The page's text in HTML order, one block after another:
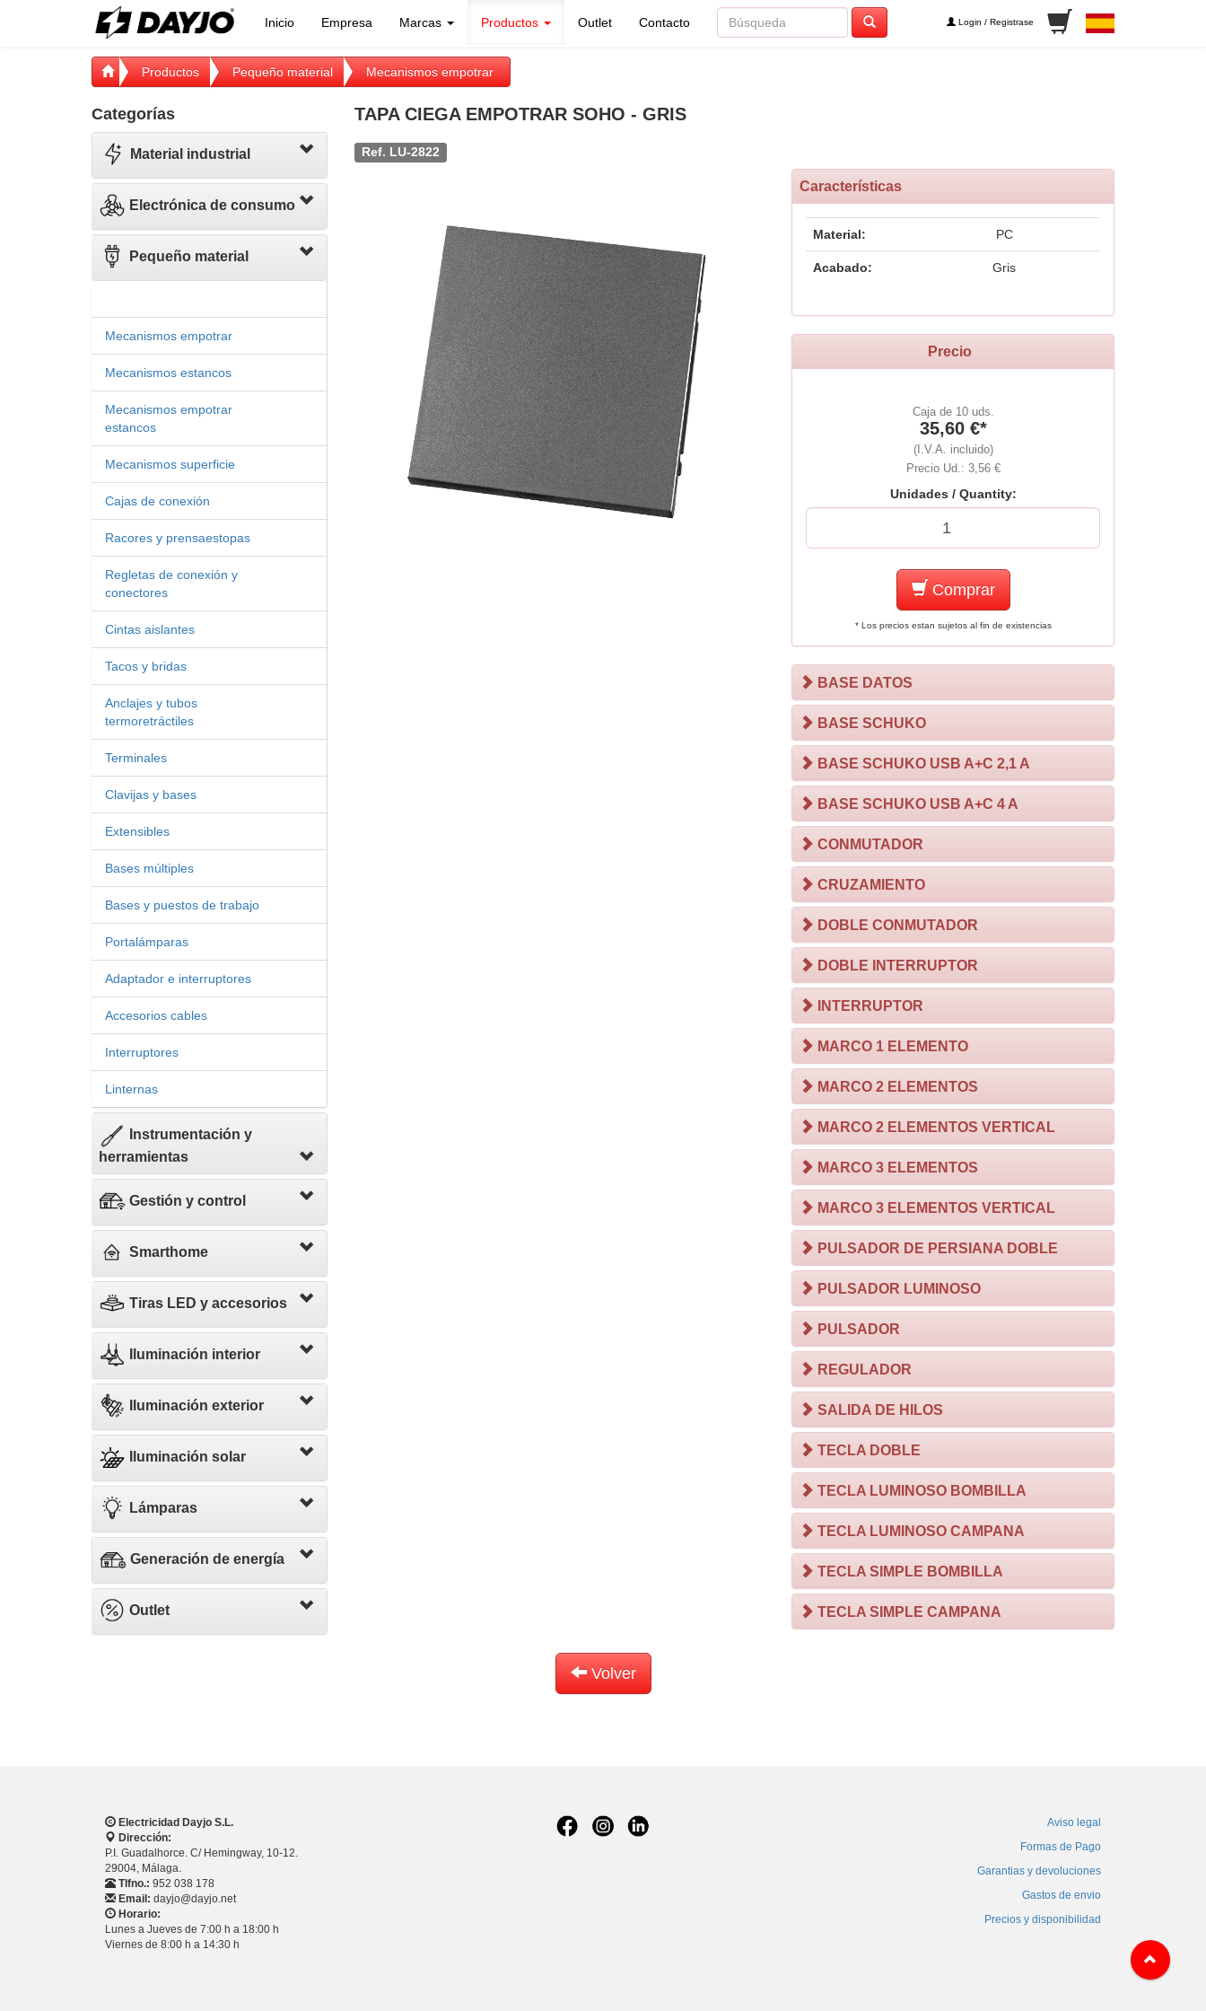
Inicio Empresa Marcas Productos Outlet Contacto Login / Registrase
Productos Pequeño material Mecanismos empotrar
Categorías
Material industrial
Electrónica de consumo
Pequeño material
Mecanismos empotrar
Mecanismos estancos
Mecanismos empotrar
estancos
Mecanismos superficie
Cajas de conexión
Racores y prensaestopas
Regletas de conexión y
conectores
Cintas aislantes
Tacos y bridas
Anclajes y tubos
termoretráctiles
Terminales
Clavijas y bases
Extensibles
Bases múltiples
Bases y puestos de trabajo
Portalámparas
Adaptador e interruptores
Accesorios cables
Interruptores
Linternas
Instrumentación y
herramientas
Gestión y control
Smarthome
Tiras LED y accesorios
Iluminación interior
Iluminación exterior
Iluminación solar
Lámparas
Generación de energía
Outlet
TAPA CIEGA EMPOTRAR SOHO - GRIS
Ref. LU-2822
Características
Material: PC
Acabado: Gris
Precio
Caja de 10 uds.
35,60 €*
(I.V.A. incluido)
Precio Ud.: 3,56 €
Unidades / Quantity:
Comprar
* Los precios estan sujetos al fin de existencias
BASE DATOS
BASE SCHUKO
BASE SCHUKO USB A+C 2,1 A
BASE SCHUKO USB A+C 4 A
CONMUTADOR
CRUZAMIENTO
DOBLE CONMUTADOR
DOBLE INTERRUPTOR
INTERRUPTOR
MARCO 1 ELEMENTO
MARCO 2 ELEMENTOS
MARCO 2 ELEMENTOS VERTICAL
MARCO 3 ELEMENTOS
MARCO 3 ELEMENTOS VERTICAL
PULSADOR DE PERSIANA DOBLE
PULSADOR LUMINOSO
PULSADOR
REGULADOR
SALIDA DE HILOS
TECLA DOBLE
TECLA LUMINOSO BOMBILLA
TECLA LUMINOSO CAMPANA
TECLA SIMPLE BOMBILLA
TECLA SIMPLE CAMPANA
Volver
Electricidad Dayjo S.L.
Dirección:
P.I. Guadalhorce. C/ Hemingway, 10-12.
29004, Málaga.
Tlfno.: 952 038 178
Email: dayjo@dayjo.net
Horario:
Lunes a Jueves de 7:00 h a 18:00 h
Viernes de 8:00 h a 14:30 h
Aviso legal
Formas de Pago
Garantias y devoluciones
Gastos de envio
Precios y disponibilidad